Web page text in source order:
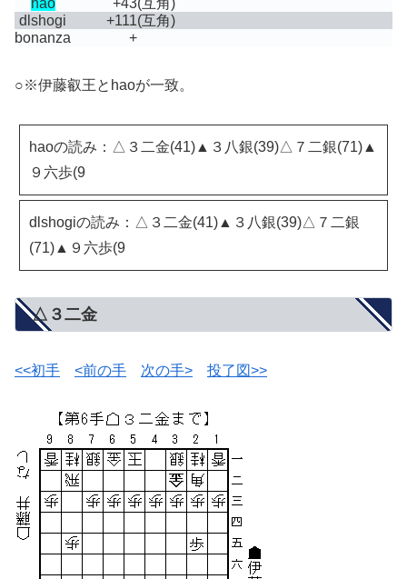
hao +43(互角)
dlshogi
+111(互角)
bonanza
+
○※伊藤叡王とhaoが一致。
haoの読み：△３二金(41)▲３八銀(39)△７二銀(71)▲
９六歩(9
dlshogiの読み：△３二金(41)▲３八銀(39)△７二銀
(71)▲９六歩(9
△３二金
<<初手 <前の手 次の手> 投了図>>